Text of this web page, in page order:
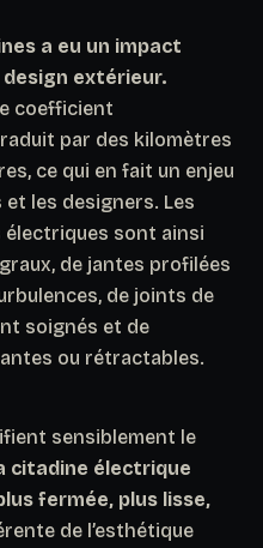
a eu un impact
extérieur.
coefficient
par des kilomètres
ce qui en fait un enjeu
les designers. Les
sont ainsi
de jantes profilées
de joints de
soignés et de
ou rétractables.
sensiblement le
citadine électrique
fermée, plus lisse,
de l’esthétique